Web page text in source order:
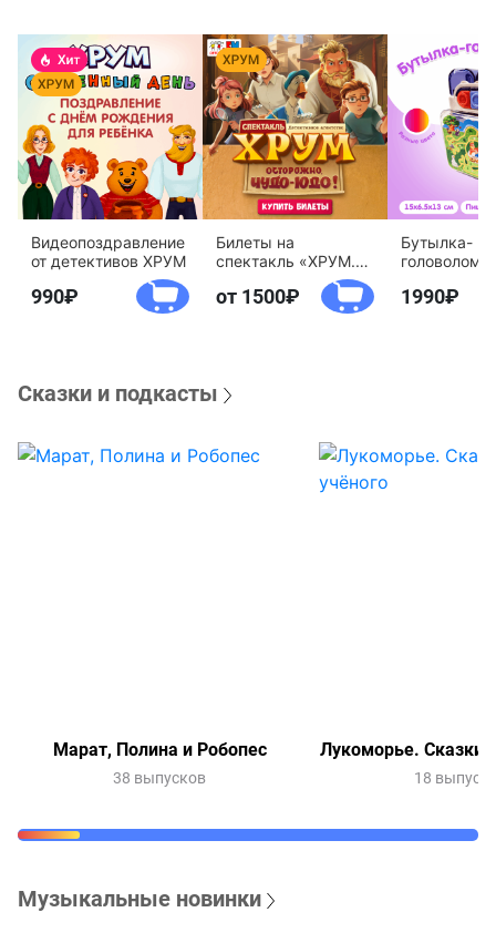
Видеопоздравление
от детективов ХРУМ
990
Билеты на
спектакль «ХРУМ.
Осторожно, Чудо-
Юдо!»
от 1500
Бутылка-
агентство
1990
Сказки и подкасты
Марат, Полина и Робопес
38 выпусков
Лукоморье. Сказки
18
Музыкальные новинки